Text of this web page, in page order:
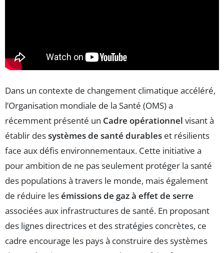
Dans un contexte de changement climatique accéléré,
l’Organisation mondiale de la Santé (OMS) a
récemment présenté un Cadre opérationnel visant à
établir dessystèmes de santé durables et résilients
face aux défis environnementaux. Cette initiative a
pour ambition de ne pas seulement protéger la santé
des populations à travers le monde, mais également
de réduire lesémissions de gaz à effet de serre
associées aux infrastructures de santé. En proposant
des lignes directrices et des stratégies concrètes, ce
cadre encourage les pays à construire des systèmes